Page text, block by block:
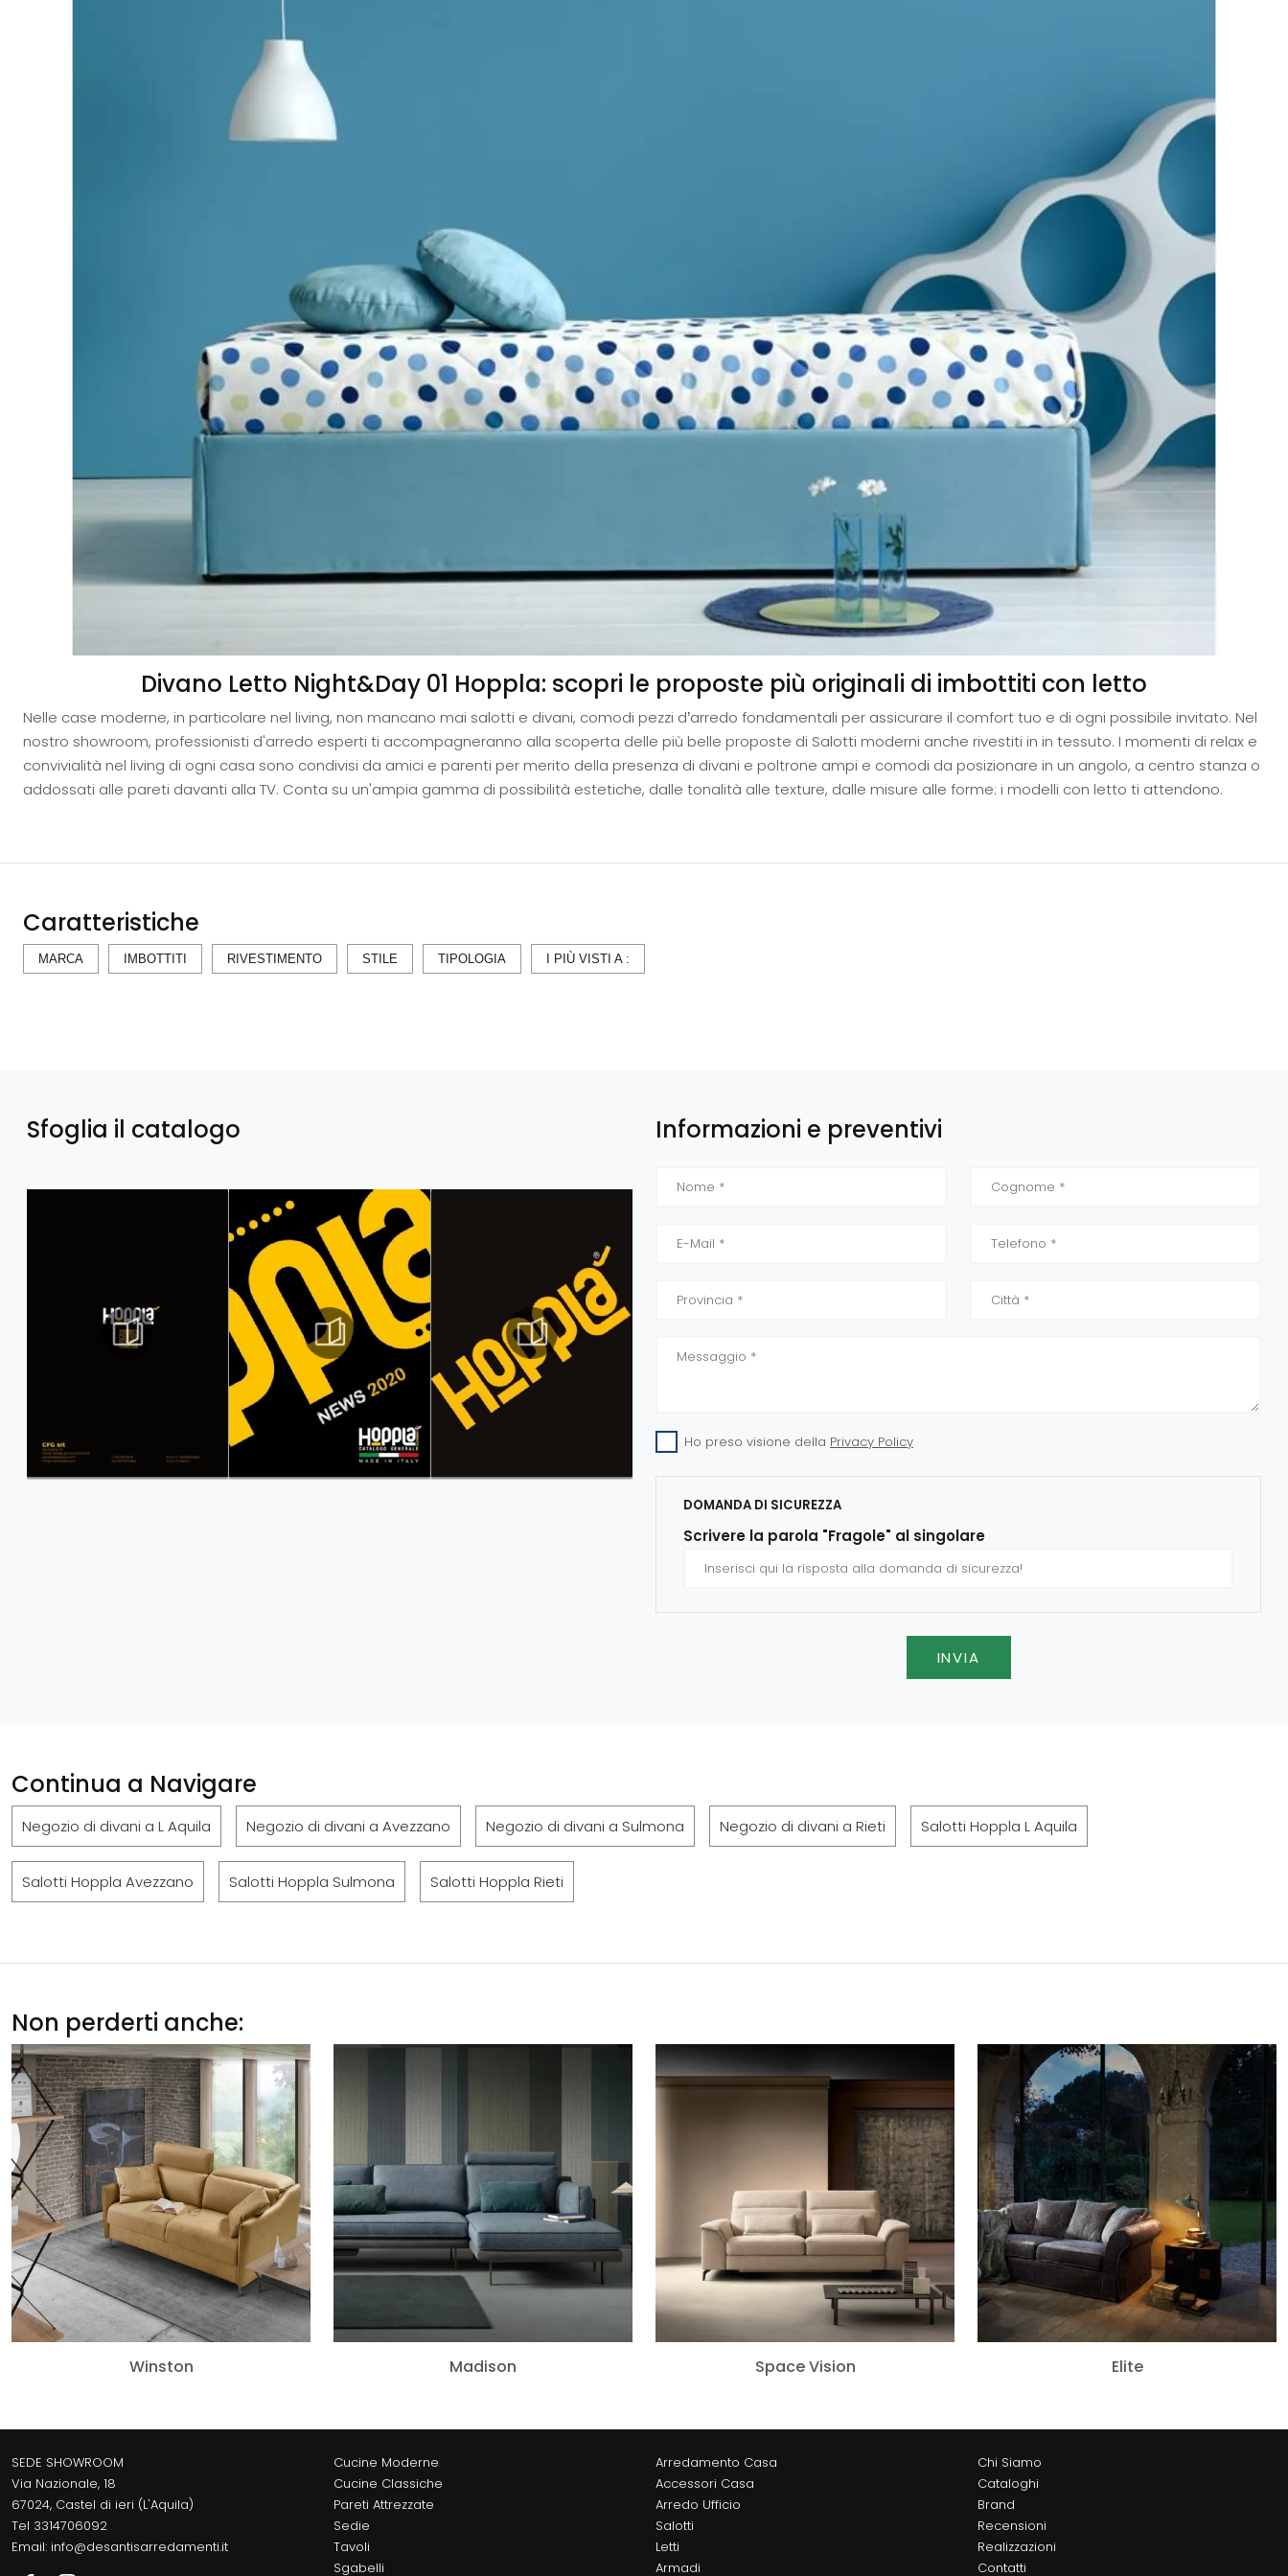
Divano Letto Night&Day 01 Hoppla: scopri le proposte più originali di imbottiti con letto
Nelle case moderne, in particolare nel living, non mancano mai salotti e divani, comodi pezzi d’arredo fondamentali per assicurare il comfort tuo e di ogni possibile invitato. Nel
nostro showroom, professionisti d'arredo esperti ti accompagneranno alla scoperta delle più belle proposte di Salotti moderni anche rivestiti in in tessuto. I momenti di relax e
convivialità nel living di ogni casa sono condivisi da amici e parenti per merito della presenza di divani e poltrone ampi e comodi da posizionare in un angolo, a centro stanza o
addossati alle pareti davanti alla TV. Conta su un'ampia gamma di possibilità estetiche, dalle tonalità alle texture, dalle misure alle forme: i modelli con letto ti attendono.
Caratteristiche
MARCA IMBOTTITI RIVESTIMENTO STILE TIPOLOGIA I PIÙ VISTI A :
Sfoglia il catalogo Informazioni e preventivi
Ho preso visione della Privacy Policy
DOMANDA DI SICUREZZA
Scrivere la parola "Fragole" al singolare
INVIA
Continua a Navigare
Negozio di divani a L Aquila Negozio di divani a Avezzano Negozio di divani a Sulmona Negozio di divani a Rieti Salotti Hoppla L Aquila
Salotti Hoppla Avezzano Salotti Hoppla Sulmona Salotti Hoppla Rieti
Non perderti anche:
Winston Madison Space Vision Elite
SEDE SHOWROOM
Via Nazionale, 18
67024, Castel di ieri (L'Aquila)
Tel 3314706092
Email: info@desantisarredamenti.it
Cucine Moderne
Cucine Classiche
Pareti Attrezzate
Sedie
Tavoli
Sgabelli
Arredamento Casa
Accessori Casa
Arredo Ufficio
Salotti
Letti
Armadi
Chi Siamo
Cataloghi
Brand
Recensioni
Realizzazioni
Contatti